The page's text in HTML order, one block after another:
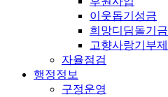
이웃돕기성금
희망디딤돌기금
고향사랑기부제
자율점검
행정정보
구정운영